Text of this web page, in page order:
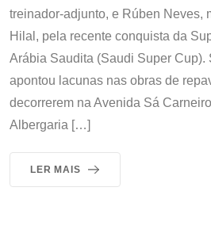
treinador-adjunto, e Rúben Neves,
Hilal, pela recente conquista da
Arábia Saudita (Saudi Super Cup).
apontou lacunas nas obras de
decorrerem na Avenida Sá
Albergaria […]
LER MAIS